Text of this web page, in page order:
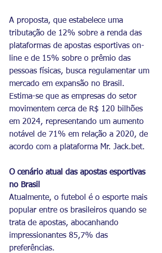
A proposta, que estabelece uma
tributação de 12% sobre a renda das
plataformas de apostas esportivas on-
line e de 15% sobre o prêmio das
pessoas físicas, busca regulamentar um
mercado em expansão no Brasil.
Estima-se que as empresas do setor
movimentem cerca de R$ 120 bilhões
em 2024, representando um aumento
notável de 71% em relação a 2020, de
acordo com a plataforma Mr. Jack.bet.
O cenário atual das apostas esportivas
no Brasil
Atualmente, o futebol é o esporte mais
popular entre os brasileiros quando se
trata de apostas, abocanhando
impressionantes 85,7% das
preferências.